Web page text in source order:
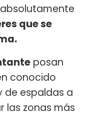
que se
posan
conocido
de espaldas a
las zonas más